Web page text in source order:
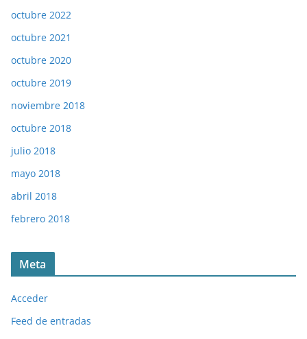
octubre 2022
octubre 2021
octubre 2020
octubre 2019
noviembre 2018
octubre 2018
julio 2018
mayo 2018
abril 2018
febrero 2018
Meta
Acceder
Feed de entradas